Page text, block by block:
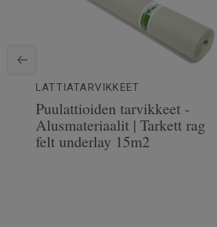
Kulutuskerroksen paksuus
Leveys
LATTIATARVIKKEET
Puulattioiden tarvikkeet -
Alusmateriaalit | Tarkett rag
felt underlay 15m2